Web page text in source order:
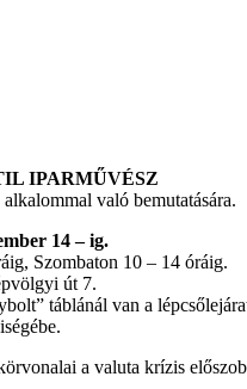
IPARMŰVÉSZ
való bemutatására.
14 – ig.
Szombaton 10 – 14 óráig.
út 7.
táblánál van a
a valuta krízis